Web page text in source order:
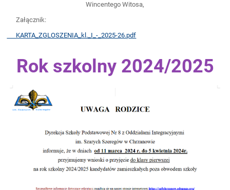
Wincentego Witosa,
Załącznik:
KARTA_ZGLOSZENIA_kl._I_-_2025-26.pdf
Rok szkolny 2024/2025